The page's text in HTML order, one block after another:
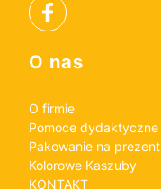
Linki w stopce
O nas
O firmie
Pomoce dydaktyczne
Pakowanie na prezent
Kolorowe Kaszuby
KONTAKT